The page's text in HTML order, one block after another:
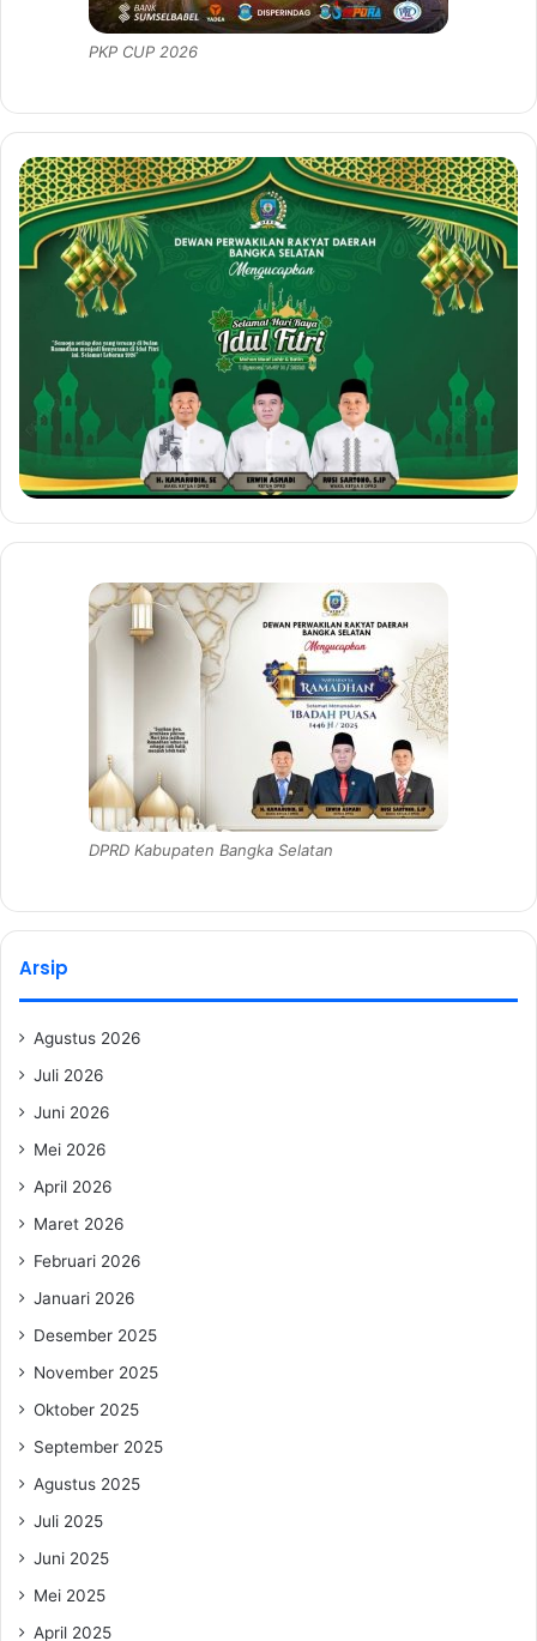
PKP CUP 2026
DPRD Kabupaten Bangka Selatan
Arsip
Agustus 2026
Juli 2026
Juni 2026
Mei 2026
April 2026
Maret 2026
Februari 2026
Januari 2026
Desember 2025
November 2025
Oktober 2025
September 2025
Agustus 2025
Juli 2025
Juni 2025
Mei 2025
April 2025